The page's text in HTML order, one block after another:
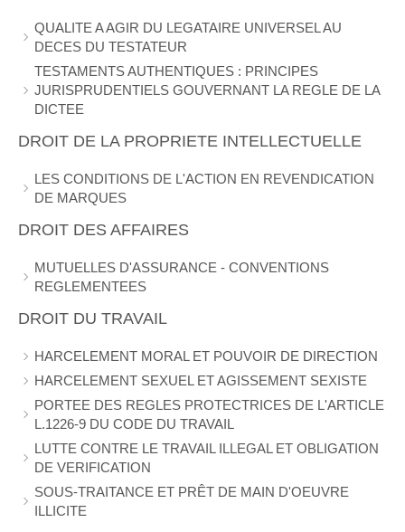
QUALITE A AGIR DU LEGATAIRE UNIVERSEL AU
DECES DU TESTATEUR
TESTAMENTS AUTHENTIQUES : PRINCIPES
JURISPRUDENTIELS GOUVERNANT LA REGLE DE LA
DICTEE
DROIT DE LA PROPRIETE INTELLECTUELLE
LES CONDITIONS DE L'ACTION EN REVENDICATION
DE MARQUES
DROIT DES AFFAIRES
MUTUELLES D'ASSURANCE - CONVENTIONS
REGLEMENTEES
DROIT DU TRAVAIL
HARCELEMENT MORAL ET POUVOIR DE DIRECTION
HARCELEMENT SEXUEL ET AGISSEMENT SEXISTE
PORTEE DES REGLES PROTECTRICES DE L'ARTICLE
L.1226-9 DU CODE DU TRAVAIL
LUTTE CONTRE LE TRAVAIL ILLEGAL ET OBLIGATION
DE VERIFICATION
SOUS-TRAITANCE ET PRÊT DE MAIN D'OEUVRE
ILLICITE